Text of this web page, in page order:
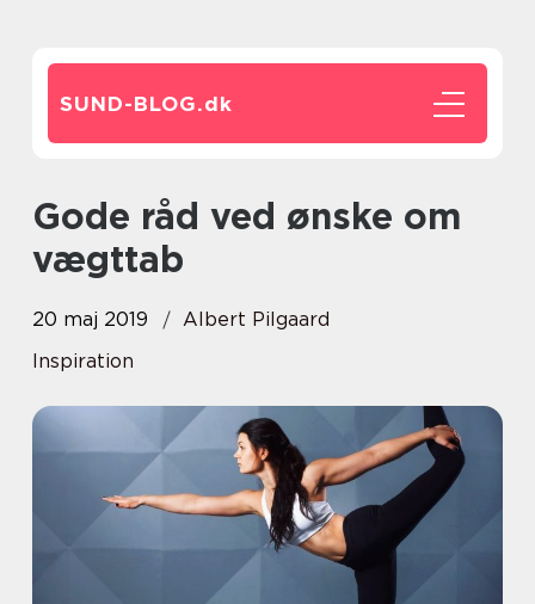
SUND-BLOG.dk
Gode råd ved ønske om
vægttab
20 maj 2019
Albert Pilgaard
Inspiration